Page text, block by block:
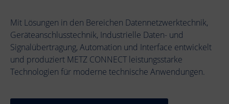
Mit Lösungen in den Bereichen Datennetzwerktechnik,
Geräteanschlusstechnik, Industrielle Daten- und
Signalübertragung, Automation und Interface entwickelt
und produziert METZ CONNECT leistungsstarke
Technologien für moderne technische Anwendungen.